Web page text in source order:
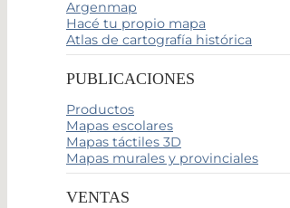
Argenmap
Hacé tu propio mapa
Atlas de cartografía histórica
PUBLICACIONES
Productos
Mapas escolares
Mapas táctiles 3D
Mapas murales y provinciales
VENTAS